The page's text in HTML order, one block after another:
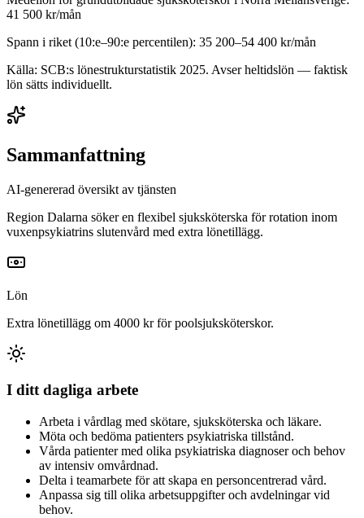
41 500 kr/mån
Spann i riket (10:e–90:e percentilen): 35 200–54 400 kr/mån
Källa: SCB:s lönestrukturstatistik 2025. Avser heltidslön — faktisk
lön sätts individuellt.
Sammanfattning
AI-genererad översikt av tjänsten
Region Dalarna söker en flexibel sjuksköterska för rotation inom
vuxenpsykiatrins slutenvård med extra lönetillägg.
Lön
Extra lönetillägg om 4000 kr för poolsjuksköterskor.
I ditt dagliga arbete
Arbeta i vårdlag med skötare, sjuksköterska och läkare.
Möta och bedöma patienters psykiatriska tillstånd.
Vårda patienter med olika psykiatriska diagnoser och behov
av intensiv omvårdnad.
Delta i teamarbete för att skapa en personcentrerad vård.
Anpassa sig till olika arbetsuppgifter och avdelningar vid
behov.